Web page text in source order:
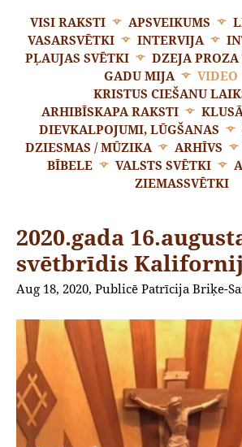
VISI RAKSTI APSVEIKUMS
VASARSVĒTKI
INTERVIJA
PĻAUJAS SVĒTKI
DZEJA
GADU MIJA
VIDEO
KRISTUS CIEŠANU
ARHIBĪSKAPA RAKSTI
DIEVKALPOJUMI, LŪGŠANAS
DZIESMAS / MŪZIKA
ARHĪVS
BĪBELE
VALSTS SVĒTKI
ZIEMASSVĒTKI
2020.gada
svētbrīdis
Aug 18, 2020, Publicē Patrīcija Briķe-